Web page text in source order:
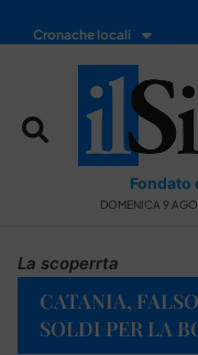
Cronache locali
Fondato
DOMENICA 9
La scoperrta
CATANIA,
SOLDI PER LA